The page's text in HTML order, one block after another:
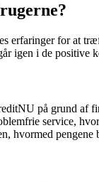
erfaringer for at
igen i de positive
på grund af
service,
hvormed